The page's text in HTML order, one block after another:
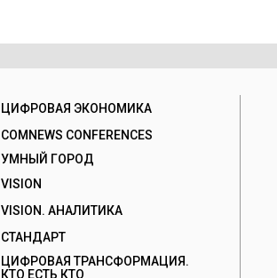
ЦИФРОВАЯ ЭКОНОМИКА
COMNEWS CONFERENCES
УМНЫЙ ГОРОД
VISION
VISION. АНАЛИТИКА
СТАНДАРТ
ЦИФРОВАЯ ТРАНСФОРМАЦИЯ.
КТО ЕСТЬ КТО